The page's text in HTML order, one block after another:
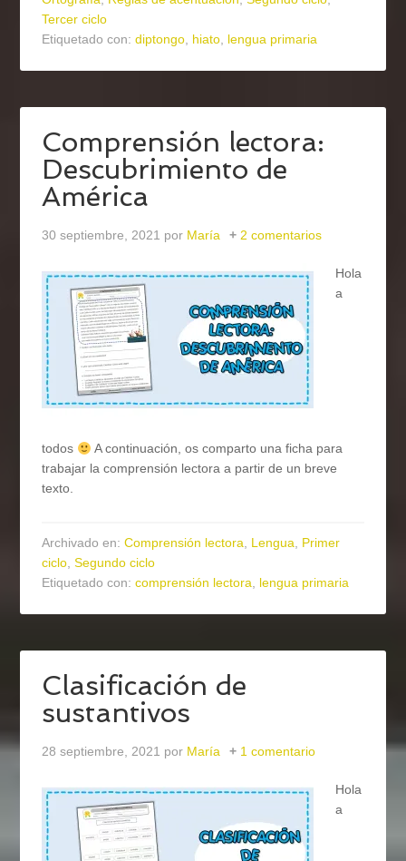
Tercer ciclo
Etiquetado con:diptongo, hiato, lengua primaria
Comprensión lectora:
Descubrimiento de
América
30 septiembre, 2021 por María 2 comentarios
Hola
a
todos
A continuación, os comparto una ficha para
trabajar la comprensión lectora a partir de un breve
texto.
Archivado en:Comprensión lectora, Lengua, Primer
ciclo,Segundo ciclo
Etiquetado con:comprensión lectora, lengua primaria
Clasificación de
sustantivos
28 septiembre, 2021 por María 1 comentario
Hola
a